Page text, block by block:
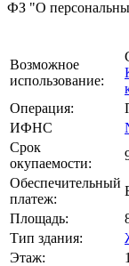
ФЗ "О
Возможное
использование:
Операция:
ИФНС
Срок
окупаемости:
Обеспечительный
платеж:
Площадь:
Тип здания:
Этаж:
1